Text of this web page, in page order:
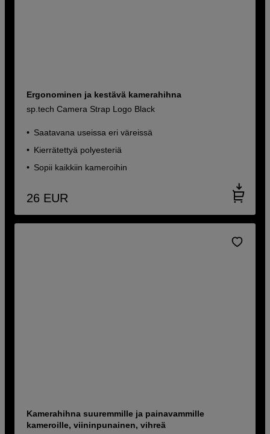
Ergonominen ja kestävä kamerahihna
sp.tech Camera Strap Logo Black
Saatavana useissa eri väreissä
Kierrätettyä polyesteriä
Sopii kaikkiin kameroihin
26 EUR
Kamerahihna suuremmille ja painavammille
kameroille, viininpunainen, vihreä